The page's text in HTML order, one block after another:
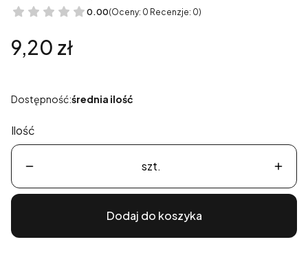
0.00(Oceny: 0 Recenzje: 0)
Cena
9,20 zł
Dostępność:średnia ilość
Ilość
szt.
Dodaj do koszyka